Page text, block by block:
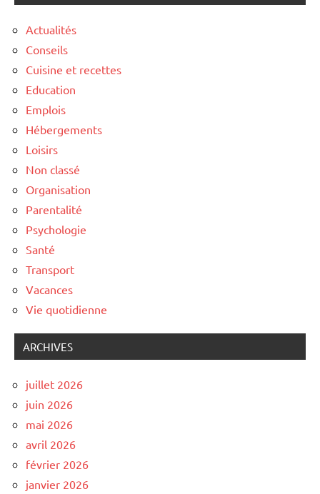
Actualités
Conseils
Cuisine et recettes
Education
Emplois
Hébergements
Loisirs
Non classé
Organisation
Parentalité
Psychologie
Santé
Transport
Vacances
Vie quotidienne
ARCHIVES
juillet 2026
juin 2026
mai 2026
avril 2026
février 2026
janvier 2026